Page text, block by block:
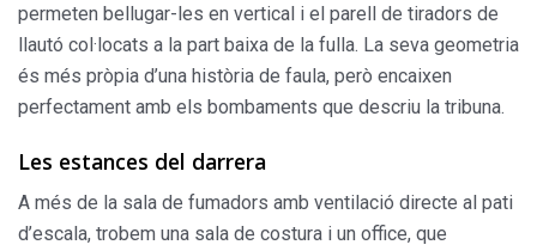
permeten bellugar-les en vertical i el parell de tiradors de
llautó col·locats a la part baixa de la fulla. La seva geometria
és més pròpia d’una història de faula, però encai­xen
perfectament amb els bomba­ments que descriu la tribuna.
Les estances del darrera
A més de la sala de fumadors amb ventilació directe al pati
d’es­cala, trobem una sala de costura i un office, que